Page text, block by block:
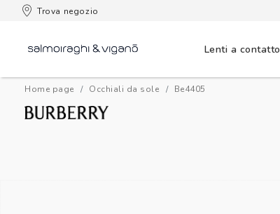
Trova negozio
Lenti a contatto
Home page Occhiali da sole be4405